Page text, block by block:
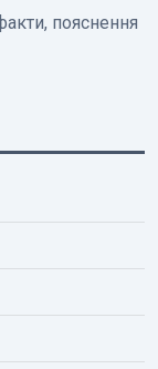
пояснення